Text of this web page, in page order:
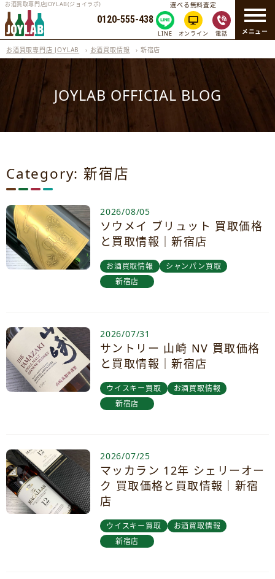
メニュー
お酒買取専門店JOYLAB(ジョイラボ)
0120-555-438
選べる無料査定
LINE オンライン 電話
お酒買取専門店 JOYLAB › お酒買取情報 › 新宿店
JOYLAB OFFICIAL BLOG
Category: 新宿店
2026/08/05
ソウメイ ブリュット 買取価格
と買取情報｜新宿店
お酒買取情報
シャンパン買取
新宿店
2026/07/31
サントリー 山崎 NV 買取価格
と買取情報｜新宿店
ウイスキー買取
お酒買取情報
新宿店
2026/07/25
マッカラン 12年 シェリーオー
ク 買取価格と買取情報｜新宿
店
ウイスキー買取
お酒買取情報
新宿店